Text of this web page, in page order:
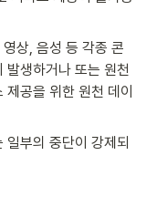
상, 음성 등 각종 콘
발생하거나 또는 원천
공을 위한 원천 데이
부의 중단이 강제되